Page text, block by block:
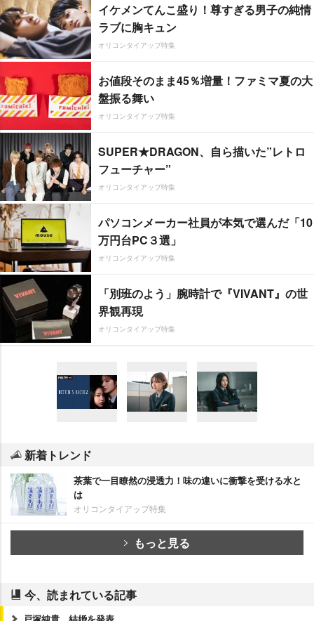
イケメンてんこ盛り！尊すぎる男子の純情
ラブに胸キュン
オリコンタイアップ特集
お値段そのまま45％増量！ファミマ夏の大
盤振る舞い
オリコンタイアップ特集
SUPER★DRAGON、自ら描いた”レトロ
フューチャー”
オリコンタイアップ特集
パソコンメーカー社員が本気で選んだ「10
万円台PC３選」
オリコンタイアップ特集
「別班のよう」腕時計で『VIVANT』の世
界観再現
オリコンタイアップ特集
新着トレンド
茶葉で一目瞭然の浸透力！味の違いに衝撃を受ける水と
は
オリコンタイアップ特集
もっと見る
今、読まれている記事
戸塚純貴、結婚を発表